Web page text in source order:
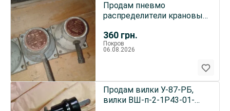
360 грн.
Продам пневмо
распределители крановые
Покров
06.08.2026
Продам вилки У-87-РБ,
вилки ВШ-п-2-1Р43-01-